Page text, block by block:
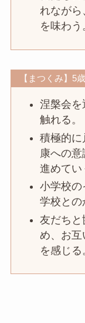
れなが
を味わう
【まつくみ】5
涅槃会を
触れる。
積極的に
康への
進めてい
小学校の
学校との
友だちと
め、お互
を感じる